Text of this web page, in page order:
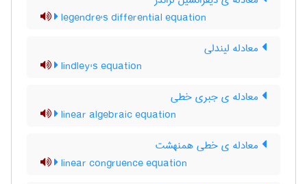
legendre's differential equation
معادله لیندلی
lindley's equation
معادله ی جبری خطی
linear algebraic equation
معادله ی خطی همنهشت
linear congruence equation